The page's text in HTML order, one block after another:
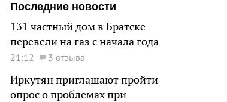
Последние новости
131 частный дом в Братске
перевели на газ с начала года
21:12 3 отзыва
Иркутян приглашают пройти
опрос о проблемах при